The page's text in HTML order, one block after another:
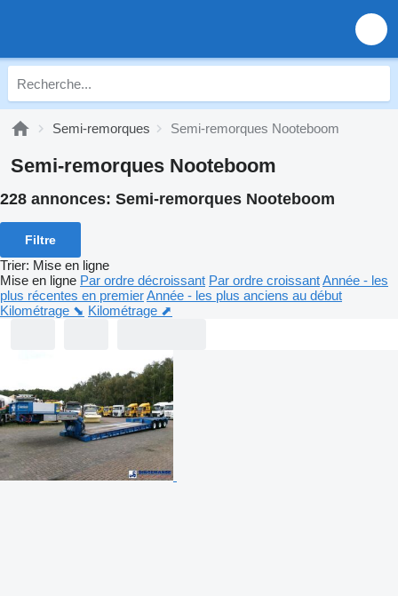
Semi-remorques Semi-remorques Nooteboom
Semi-remorques Nooteboom
228 annonces: Semi-remorques Nooteboom
Filtre
Trier: Mise en ligne
Mise en ligne Par ordre décroissant Par ordre croissantAnnée - les
plus récentes en premierAnnée - les plus anciens au début
Kilométrage ⬊ Kilométrage ⬈